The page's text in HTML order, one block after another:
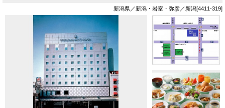
新潟県／新潟・岩室・弥彦／新潟[4411-319]